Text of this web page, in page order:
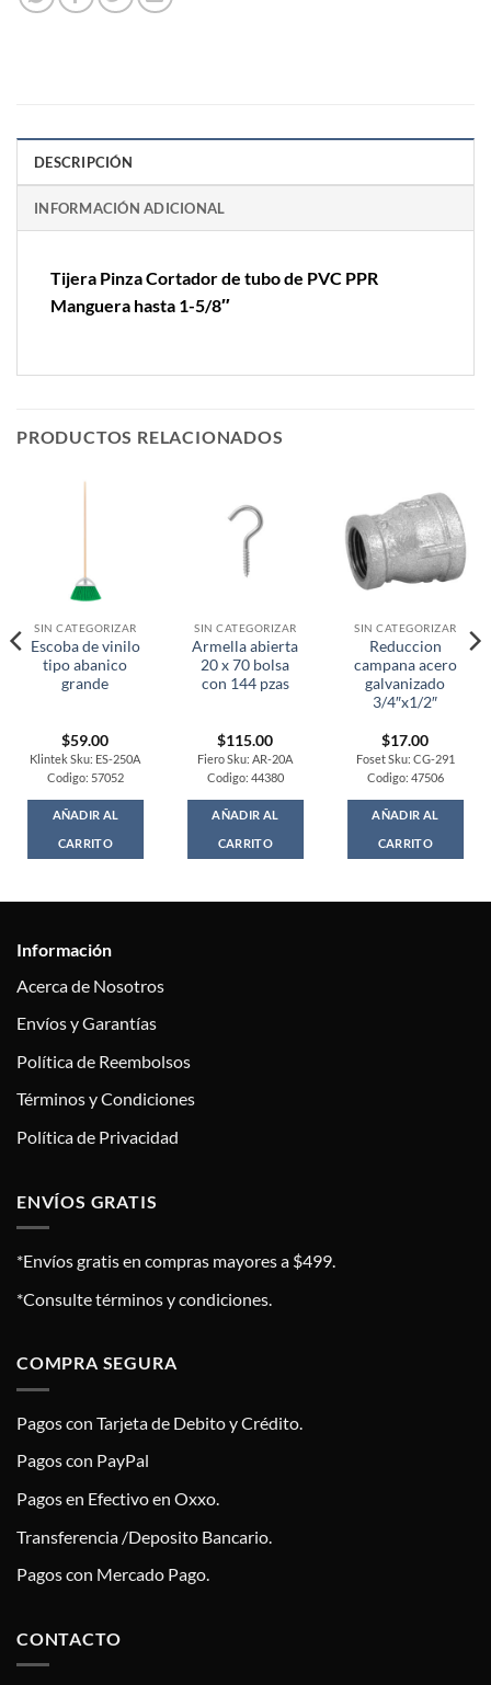
DESCRIPCIÓN
INFORMACIÓN ADICIONAL
Tijera Pinza Cortador de tubo de PVC PPR
Manguera hasta 1-5/8″
PRODUCTOS RELACIONADOS
SIN CATEGORIZAR
Escoba de vinilo
tipo abanico
grande
$59.00
Klintek Sku: ES-250A
Codigo: 57052
AÑADIR AL
CARRITO
SIN CATEGORIZAR
Armella abierta
20 x 70 bolsa
con 144 pzas
$115.00
Fiero Sku: AR-20A
Codigo: 44380
AÑADIR AL
CARRITO
SIN CATEGORIZAR
Reduccion
campana acero
galvanizado
3/4″x1/2″
$17.00
Foset Sku: CG-291
Codigo: 47506
AÑADIR AL
CARRITO
Información
Acerca de Nosotros
Envíos y Garantías
Política de Reembolsos
Términos y Condiciones
Política de Privacidad
ENVÍOS GRATIS
*Envíos gratis en compras mayores a $499.
*Consulte términos y condiciones.
COMPRA SEGURA
Pagos con Tarjeta de Debito y Crédito.
Pagos con PayPal
Pagos en Efectivo en Oxxo.
Transferencia /Deposito Bancario.
Pagos con Mercado Pago.
CONTACTO